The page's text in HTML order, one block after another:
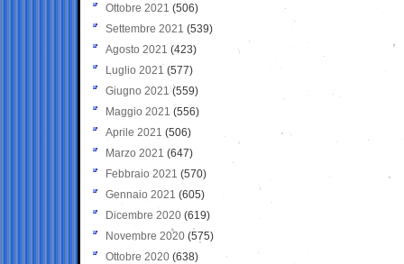
Ottobre 2021 (506)
Settembre 2021 (539)
Agosto 2021 (423)
Luglio 2021 (577)
Giugno 2021(559)
Maggio 2021 (556)
Aprile 2021 (506)
Marzo 2021 (647)
Febbraio 2021 (570)
Gennaio 2021 (605)
Dicembre 2020 (619)
Novembre 2020 (575)
Ottobre 2020 (638)